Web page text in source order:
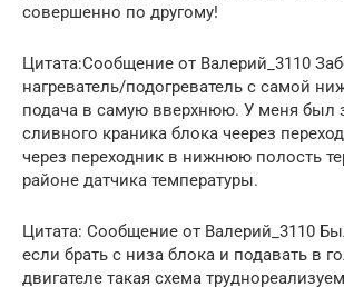
совершенно по другому!
Цитата:Сообщение от Валерий_3110
нагреватель/подогреватель с самой
подача в самую вверхнюю. У меня был
сливного краника блока чеерез
через переходник в нижнюю полость
районе датчика температуры.
Цитата: Сообщение от Валерий_3110
если брать с низа блока и подавать в
двигателе такая схема